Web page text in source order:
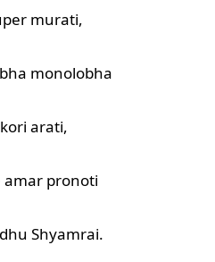
murati,
monolobha
arati,
amar pronoti
Shyamrai.